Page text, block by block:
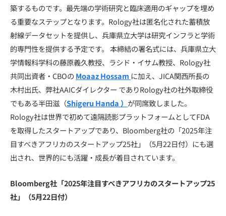
築するものです。最先端の学術研究と臨床適用のギャップを埋め
る重要なステップとなります。Rology社は匿名化された蓄積放
射線データセットを提供し、兵庫県立大学は研究インフラと学術
的専門性を提供する予定です。 本締結の署名式には、兵庫県立大
学情報科学科の藤原義久教授、ラシド・イサム教授、Rology社
共同出資者・CBOの Moaaz Hossam に加え、JICA関西所長の
木村出氏、弊社AAICダイレクター でありRology社の社外取締役
でもある半田滋（Shigeru Handa ） が同席致しました。
Rology社は世界で初めて遠隔読影プラットフォームとしてFDA
を取得したスタートアップであり、Bloomberg社の「2025年注
目すべきアフリカのスタートアップ25社」（5月22日付）にも選
出され、世界的にも活躍・成長が着目されています。
Bloomberg社「2025年注目すべきアフリカのスタートアップ25
社」（5月22日付）